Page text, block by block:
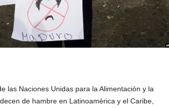
las Naciones Unidas para la Alimentación y la
de hambre en Latinoamérica y el Caribe,